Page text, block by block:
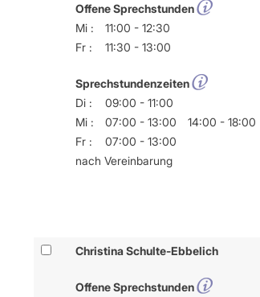
Offene Sprechstunden
Mi :
11:00 - 12:30
Fr :
11:30 - 13:00
Sprechstundenzeiten
Di :
09:00 - 11:00
Mi :
07:00 - 13:00
14:00 - 18:00
Fr :
07:00 - 13:00
nach Vereinbarung
Christina Schulte-Ebbelich
Offene Sprechstunden